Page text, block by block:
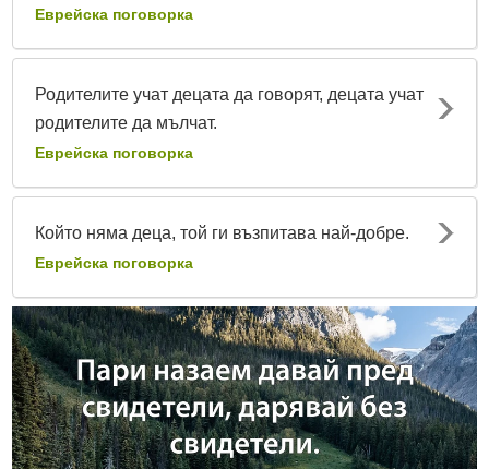
Еврейска поговорка
Родителите учат децата да говорят, децата учат
родителите да мълчат.
Еврейска поговорка
Който няма деца, той ги възпитава най-добре.
Еврейска поговорка